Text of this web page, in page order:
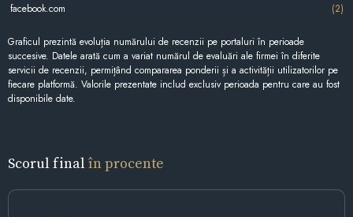
facebook.com
(2)
Graficul prezintă evoluția numărului de recenzii pe portaluri în perioade
succesive. Datele arată cum a variat numărul de evaluări ale firmei în diferite
servicii de recenzii, permițând compararea ponderii și a activității utilizatorilor pe
fiecare platformă. Valorile prezentate includ exclusiv perioada pentru care au fost
disponibile date.
Scorul final în procente